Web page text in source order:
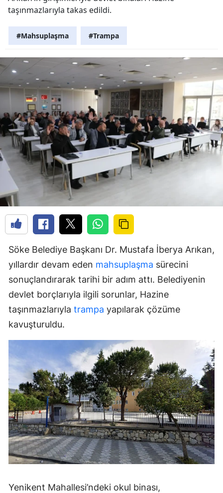
taşınmazlarıyla takas edildi.
#Mahsuplaşma #Trampa
Söke Belediye Başkanı Dr. Mustafa İberya Arıkan,
yıllardır devam eden mahsuplaşma sürecini
sonuçlandırarak tarihi bir adım attı. Belediyenin
devlet borçlarıyla ilgili sorunlar, Hazine
taşınmazlarıyla trampa yapılarak çözüme
kavuşturuldu.
Yenikent Mahallesi’ndeki okul binası,